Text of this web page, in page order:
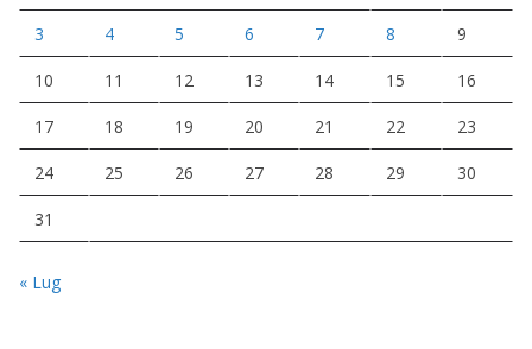
3 4 5 6 7 8 9
10 11 12 13 14 15 16
17 18 19 20 21 22 23
24 25 26 27 28 29 30
31
« Lug